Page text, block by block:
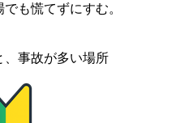
も慌てずにすむ。
、事故が多い場所